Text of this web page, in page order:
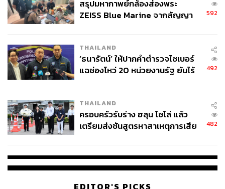
สรุปมหากาพย์กล้องส่องพระ
ZEISS Blue Marine จากสัญญา
จ่ายหนี้-แอบระบุแบรนด์
592
THAILAND
‘ธนารัตน์’ ให้ปากคำตำรวจไซเบอร์
แฉช่องโหว่ 20 หน่วยงานรัฐ ยันไร้
492
THAILAND
ครอบครัวรับร่าง ฮลุน โซโล่ แล้ว
เตรียมส่งชันสูตรหาสาเหตุการเสีย
482